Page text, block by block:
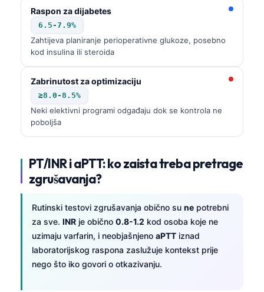
Raspon za dijabetes
6.5-7.9%
Zahtijeva planiranje perioperativne glukoze, posebno
kod insulina ili steroida
Zabrinutost za optimizaciju
≥8.0-8.5%
Neki elektivni programi odgađaju dok se kontrola ne
poboljša
PT/INR i aPTT: ko zaista treba pretrage
zgrušavanja?
Rutinski testovi zgrušavanja obično su ne potrebni
za sve. INR je obično 0.8-1.2 kod osoba koje ne
uzimaju varfarin, i neobjašnjeno aPTT iznad
laboratorijskog raspona zaslužuje kontekst prije
nego što iko govori o otkazivanju.